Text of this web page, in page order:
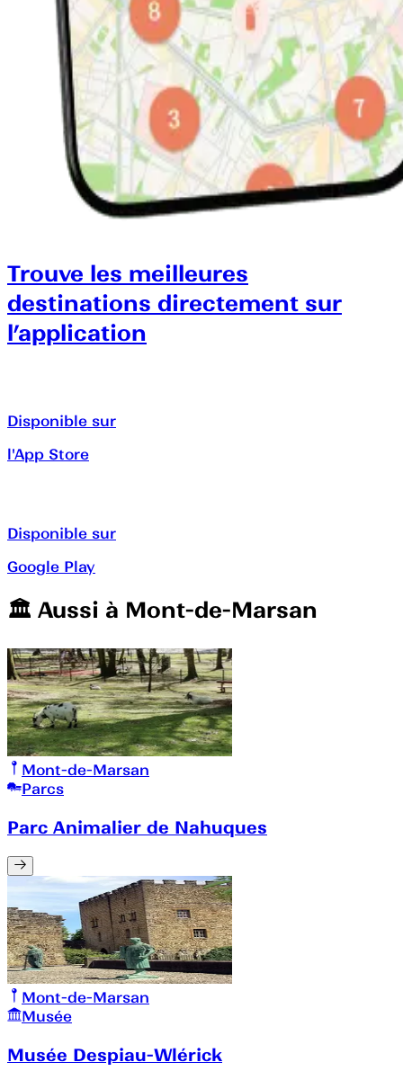
Trouve les meilleures
destinations directement sur
l’application
Disponible sur
l'App Store
Disponible sur
Google Play
🏛️️ Aussi à Mont-de-Marsan
Mont-de-Marsan
Parcs
Parc Animalier de Nahuques
Mont-de-Marsan
Musée
M­usée Despiau-Wlérick­­­